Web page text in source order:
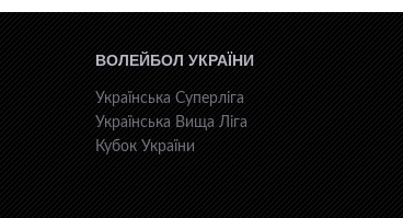
ВОЛЕЙБОЛ УКРАЇНИ
Українська Суперліга
Українська Вища Ліга
Кубок України